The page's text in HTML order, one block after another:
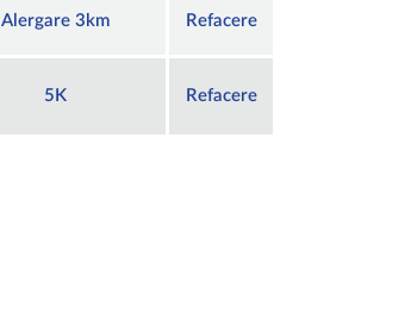
Alergare 3km Refacere
5K Refacere